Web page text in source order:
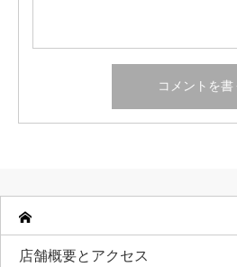
店舗概要とアクセス